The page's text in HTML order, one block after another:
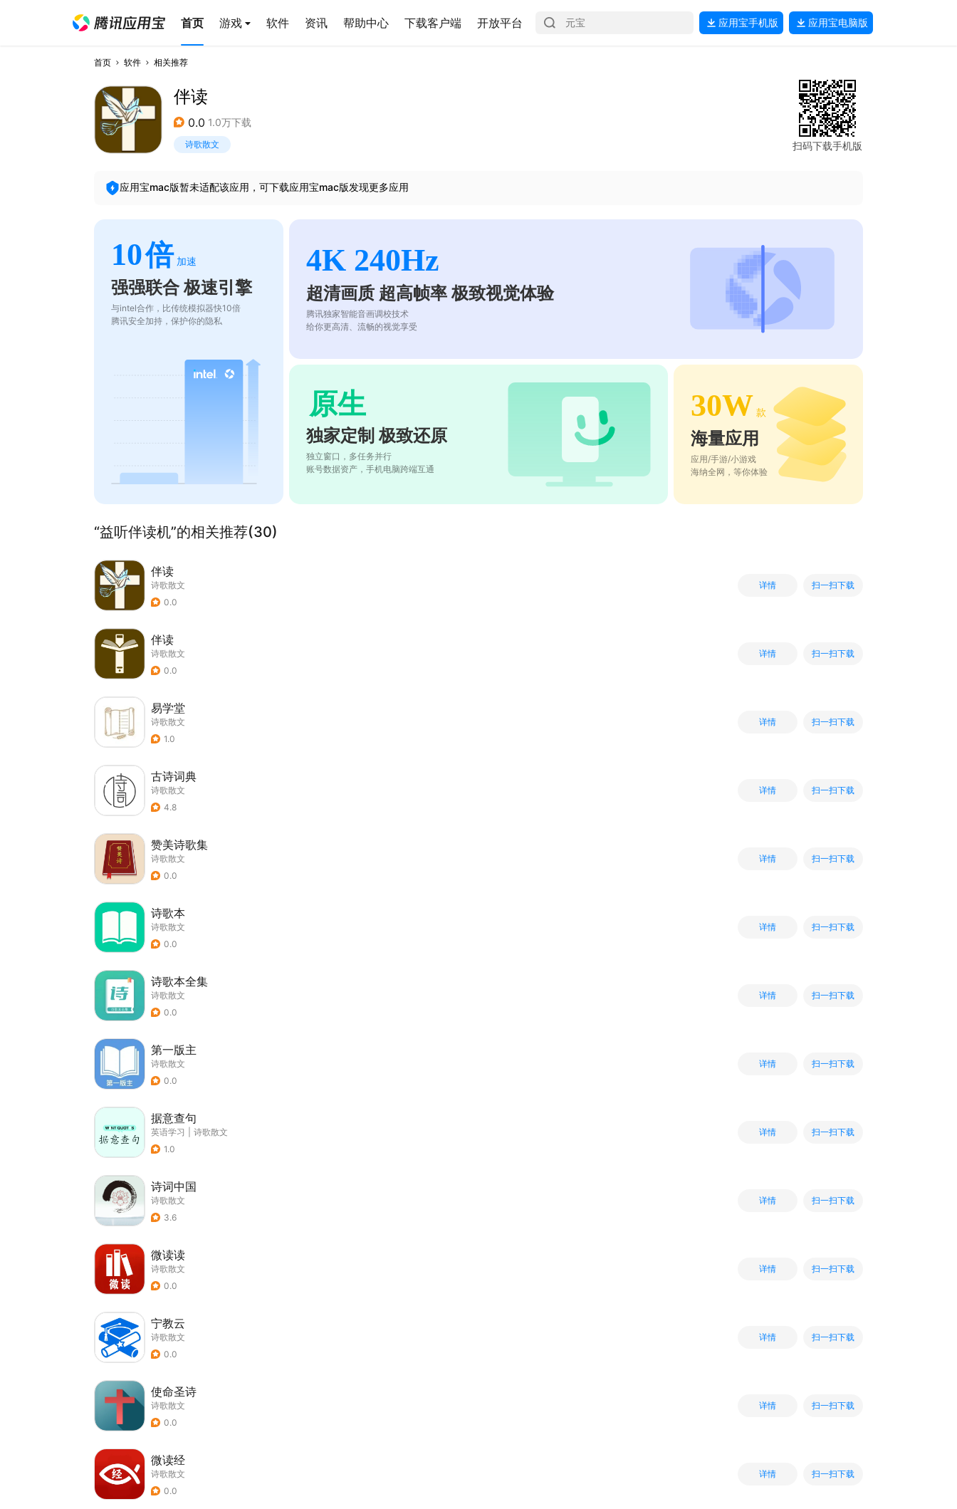
首页 游戏 软件 资讯 帮助中心 下载客户端 开放平台 应用宝手机版 应用宝电脑版
首页 软件 相关推荐
伴读
0.0 1.0万下载
诗歌散文 扫码下载手机版
应用宝mac版暂未适配该应用，可下载应用宝mac版发现更多应用
10倍 加速
强强联合 极速引擎
与intel合作，比传统模拟器快10倍
腾讯安全加持，保护你的隐私
4K 240Hz
超清画质 超高帧率 极致视觉体验
腾讯独家智能音画调校技术
给你更高清、流畅的视觉享受
原生
独家定制 极致还原
独立窗口，多任务并行
账号数据资产，手机电脑跨端互通
30W 款
海量应用
应用/手游/小游戏
海纳全网，等你体验
“益听伴读机”的相关推荐(30)
伴读
诗歌散文
0.0
详情 扫一扫下载
伴读
诗歌散文
0.0
详情 扫一扫下载
易学堂
诗歌散文
1.0
详情 扫一扫下载
古诗词典
诗歌散文
4.8
详情 扫一扫下载
赞美诗歌集
诗歌散文
0.0
详情 扫一扫下载
诗歌本
诗歌散文
0.0
详情 扫一扫下载
诗歌本全集
诗歌散文
0.0
详情 扫一扫下载
第一版主
诗歌散文
0.0
详情 扫一扫下载
据意查句
英语学习
诗歌散文
1.0
详情 扫一扫下载
诗词中国
诗歌散文
3.6
详情 扫一扫下载
微读读
诗歌散文
0.0
详情 扫一扫下载
宁教云
诗歌散文
0.0
详情 扫一扫下载
使命圣诗
诗歌散文
0.0
详情 扫一扫下载
微读经
诗歌散文
0.0
详情 扫一扫下载